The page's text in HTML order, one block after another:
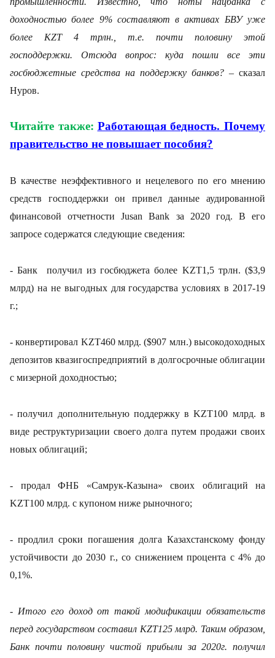
доходностью более 9% составляют в активах БВУ уже
более KZT4 трлн., т.е. почти половину этой
господдержки. Отсюда вопрос: куда пошли все эти
госбюджетные средства на поддержку банков? – сказал
Нуров.
Читайте также: Работающая бедность. Почему
правительство не повышает пособия?
В качестве неэффективного и нецелевого по его мнению
средств господдержки он привел данные аудированной
финансовой отчетности Jusan Bank за 2020 год. В его
запросе содержатся следующие сведения:
- Банк получил из госбюджета более KZT1,5 трлн. ($3,9
млрд) на не выгодных для государства условиях в 2017-19
г.;
- конвертировал KZT460 млрд. ($907 млн.) высокодоходных
депозитов квазигоспредприятий в долгосрочные облигации
с мизерной доходностью;
- получил дополнительную поддержку вKZT100 млрд. в
виде реструктуризации своего долга путем продажи своих
новых облигаций;
- продал ФНБ «Самрук-Казына» своих облигаций на
KZT100 млрд. с купоном ниже рыночного;
- продлил сроки погашения долга Казахстанскому фонду
устойчивости до 2030 г., со снижением процента с 4% до
0,1%.
- Итого его доход от такой модификации обязательств
перед государством составил KZT125 млрд. Таким образом,
Банк почти половину чистой прибыли за 2020г. получил